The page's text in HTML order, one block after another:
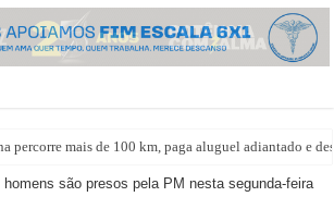
percorre mais de 100 km, paga aluguel adiantado e
homens são presos pela PM nesta segunda-feira